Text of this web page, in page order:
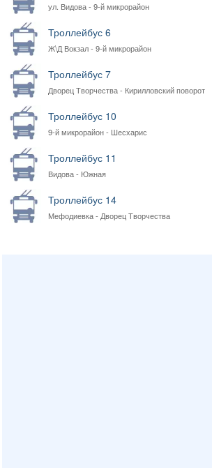
ул. Видова - 9-й микрорайон
Троллейбус 6
Ж\Д Вокзал - 9-й микрорайон
Троллейбус 7
Дворец Творчества - Кирилловский поворот
Троллейбус 10
9-й микрорайон - Шесхарис
Троллейбус 11
Видова - Южная
Троллейбус 14
Мефодиевка - Дворец Творчества